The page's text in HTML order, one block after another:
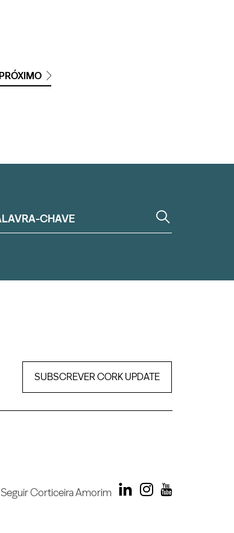
PRÓXIMO
SUBSCREVER CORK UPDATE
Seguir Corticeira Amorim